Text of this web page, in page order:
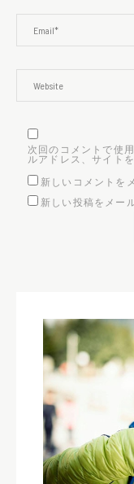
次回のコメントで使
ルアドレス、サイト
新しいコメントを
新しい投稿をメー